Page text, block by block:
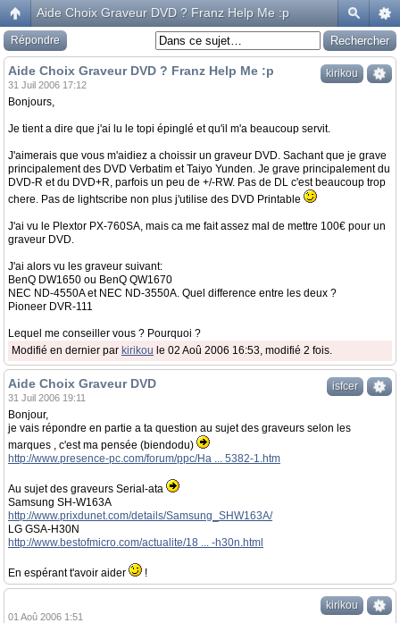
Aide Choix Graveur DVD ? Franz Help Me :p
Répondre
kirikou
Aide Choix Graveur DVD ? Franz Help Me :p
31 Juil 2006 17:12
Bonjours,
Je tient a dire que j'ai lu le topi épinglé et qu'il m'a beaucoup servit.
J'aimerais que vous m'aidiez a choissir un graveur DVD. Sachant que je grave
principalement des DVD Verbatim et Taiyo Yunden. Je grave principalement du
DVD-R et du DVD+R, parfois un peu de +/-RW. Pas de DL c'est beaucoup trop
chere. Pas de lightscribe non plus j'utilise des DVD Printable
J'ai vu le Plextor PX-760SA, mais ca me fait assez mal de mettre 100€ pour un
graveur DVD.
J'ai alors vu les graveur suivant:
BenQ DW1650 ou BenQ QW1670
NEC ND-4550A et NEC ND-3550A. Quel difference entre les deux ?
Pioneer DVR-111
Lequel me conseiller vous ? Pourquoi ?
Modifié en dernier par kirikou le 02 Aoû 2006 16:53, modifié 2 fois.
isfcer
Aide Choix Graveur DVD
31 Juil 2006 19:11
Bonjour,
je vais répondre en partie a ta question au sujet des graveurs selon les
marques , c'est ma pensée (biendodu)
http://www.presence-pc.com/forum/ppc/Ha ... 5382-1.htm
Au sujet des graveurs Serial-ata
Samsung SH-W163A
http://www.prixdunet.com/details/Samsung_SHW163A/
LG GSA-H30N
http://www.bestofmicro.com/actualite/18 ... -h30n.html
En espérant t'avoir aider !
kirikou
01 Aoû 2006 1:51